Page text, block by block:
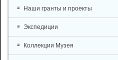
Наши гранты и проекты
Экспедиции
Коллекции Музея